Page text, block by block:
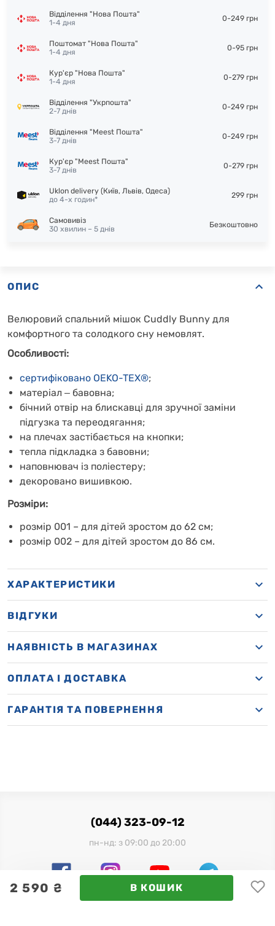
2 590 ₴ В КОШИК
Відділення "Нова Пошта"
1-4 дня
0-249 грн
Поштомат "Нова Пошта"
1-4 дня
0-95 грн
Кур'єр "Нова Пошта"
1-4 дня
0-279 грн
Відділення "Укрпошта"
2-7 днів
0-249 грн
Відділення "Meest Пошта"
3-7 днів
0-249 грн
Кур'єр "Meest Пошта"
3-7 днів
0-279 грн
Uklon delivery (Київ, Львів, Одеса)
до 4-х годин*
299 грн
Самовивіз
30 хвилин – 5 днів
Безкоштовно
ОПИС
Велюровий спальний мішок Cuddly Bunny для
комфортного та солодкого сну немовлят.
Особливості:
сертифіковано OEKO-TEX®;
матеріал ‒ бавовна;
бічний отвір на блискавці для зручної заміни
підгузка та переодягання;
на плечах застібається на кнопки;
тепла підкладка з бавовни;
наповнювач із поліестеру;
декоровано вишивкою.
Розміри:
розмір 001 – для дітей зростом до 62 см;
розмір 002 – для дітей зростом до 86 см.
ХАРАКТЕРИСТИКИ
ВІДГУКИ
НАЯВНІСТЬ В МАГАЗИНАХ
OПЛАТА І ДОСТАВКА
ГАРАНТІЯ ТА ПОВЕРНЕННЯ
(044) 323-09-12
пн-нд: з 09:00 до 20:00